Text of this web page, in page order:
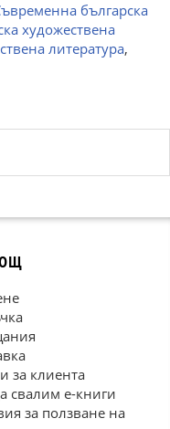
българска
художествена
литература,
за клиента
свалим е-книги
за ползване на